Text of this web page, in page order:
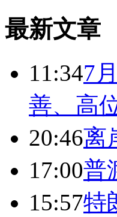
最新文章
11:347
善、高
20:46离
17:00普
15:57特